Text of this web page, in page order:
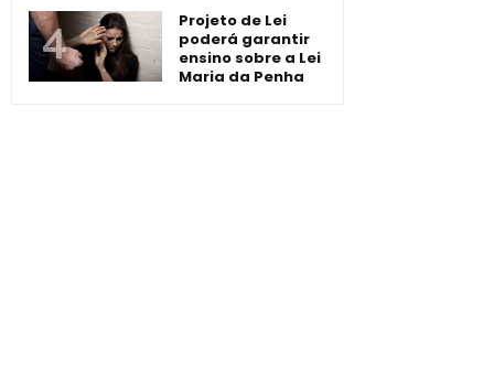
Projeto de Lei
poderá garantir
ensino sobre a Lei
Maria da Penha